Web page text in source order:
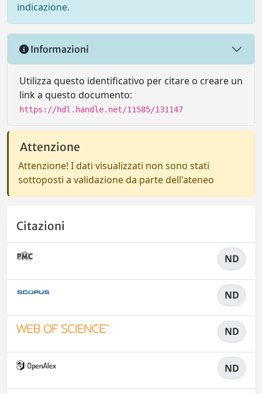
indicazione.
Informazioni
Utilizza questo identificativo per citare o creare un
link a questo documento:
https://hdl.handle.net/11585/131147
Attenzione
Attenzione! I dati visualizzati non sono stati
sottoposti a validazione da parte dell'ateneo
Citazioni
ND
ND
ND
ND